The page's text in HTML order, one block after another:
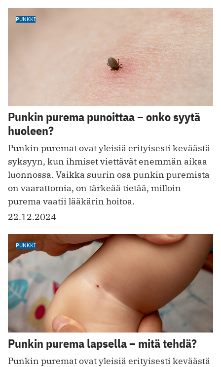
PUNKKI
Punkin purema punoittaa – onko syytä
huoleen?
Punkin puremat ovat yleisiä erityisesti keväästä
syksyyn, kun ihmiset viettävät enemmän aikaa
luonnossa. Vaikka suurin osa punkin puremista
on vaarattomia, on tärkeää tietää, milloin
purema vaatii lääkärin hoitoa.
22.12.2024
PUNKKI
Punkin purema lapsella – mitä tehdä?
Punkin puremat ovat yleisiä erityisesti keväästä